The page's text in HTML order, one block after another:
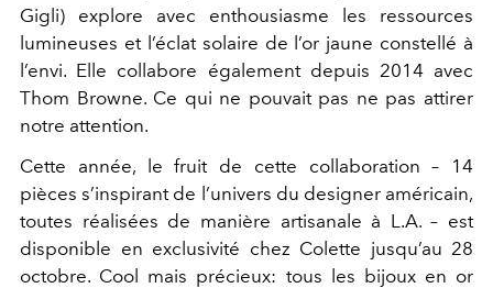
Gigli) explore avec enthousiasme les ressources
lumineuses et l’éclat solaire de l’or jaune constellé à
l’envi. Elle collabore également depuis 2014 avec
Thom Browne. Ce qui ne pouvait pas ne pas attirer
notre attention.
Cette année, le fruit de cette collaboration – 14
pièces s’inspirant de l’univers du designer américain,
toutes réalisées de manière artisanale à L.A. – est
disponible en exclusivité chez Colette jusqu’au 28
octobre. Cool mais précieux: tous les bijoux en or